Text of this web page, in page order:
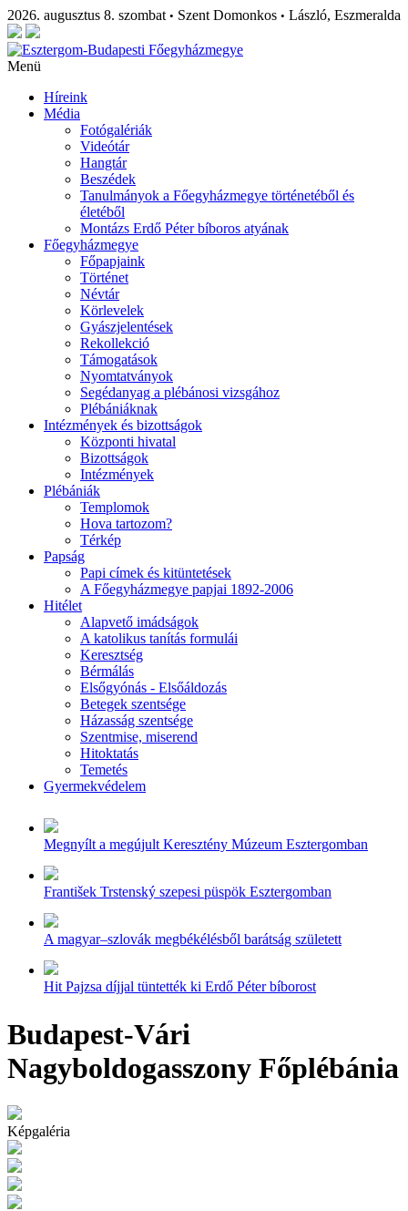
2026. augusztus 8. szombat • Szent Domonkos • László, Eszmeralda
Menü
Híreink
Média
Fotógalériák
Videótár
Hangtár
Beszédek
Tanulmányok a Főegyházmegye történetéből és
életéből
Montázs Erdő Péter bíboros atyának
Főegyházmegye
Főpapjaink
Történet
Névtár
Körlevelek
Gyászjelentések
Rekollekció
Támogatások
Nyomtatványok
Segédanyag a plébánosi vizsgához
Plébániáknak
Intézmények és bizottságok
Központi hivatal
Bizottságok
Intézmények
Plébániák
Templomok
Hova tartozom?
Térkép
Papság
Papi címek és kitüntetések
A Főegyházmegye papjai 1892-2006
Hitélet
Alapvető imádságok
A katolikus tanítás formulái
Keresztség
Bérmálás
Elsőgyónás - Elsőáldozás
Betegek szentsége
Házasság szentsége
Szentmise, miserend
Hitoktatás
Temetés
Gyermekvédelem
Megnyílt a megújult Keresztény Múzeum Esztergomban
František Trstenský szepesi püspök Esztergomban
A magyar–szlovák megbékélésből barátság született
Hit Pajzsa díjjal tüntették ki Erdő Péter bíborost
Budapest-Vári
Nagyboldogasszony Főplébánia
Képgaléria